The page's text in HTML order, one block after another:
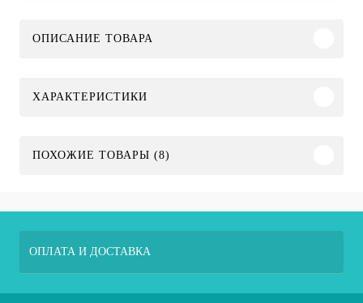
ОПИСАНИЕ ТОВАРА
ХАРАКТЕРИСТИКИ
ПОХОЖИЕ ТОВАРЫ (8)
ОПЛАТА И ДОСТАВКА